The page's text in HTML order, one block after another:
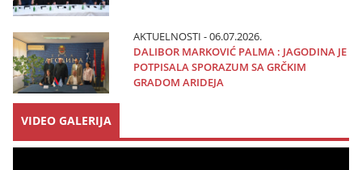
AKTUELNOSTI - 06.07.2026.
DALIBOR MARKOVIĆ PALMA : JAGODINA JE
POTPISALA SPORAZUM SA GRČKIM
GRADOM ARIDEJA
VIDEO GALERIJA